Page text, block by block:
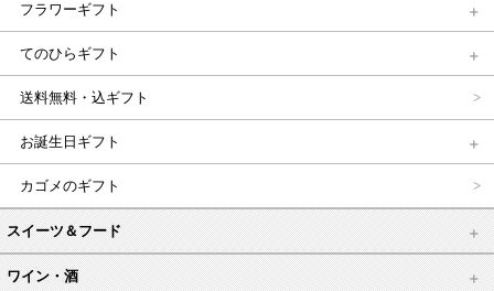
フラワーギフト
てのひらギフト
送料無料・込ギフト
お誕生日ギフト
カゴメのギフト
スイーツ＆フード
ワイン・酒